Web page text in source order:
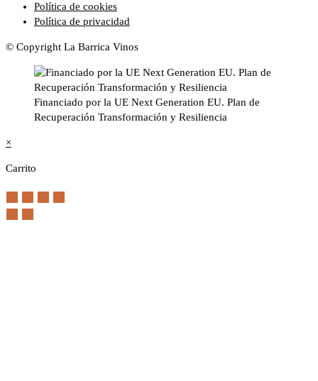
Política de cookies
Política de privacidad
© Copyright La Barrica Vinos
Financiado por la UE Next Generation EU. Plan de
Recuperación Transformación y Resiliencia
×
Carrito